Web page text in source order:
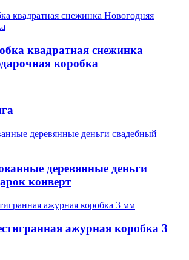
квадратная снежинка
коробка
деревянные деньги
конверт
ажурная коробка 3